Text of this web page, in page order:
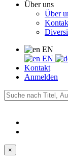
Über uns
Über
EN
EN
Kontakt
Anmelden
×